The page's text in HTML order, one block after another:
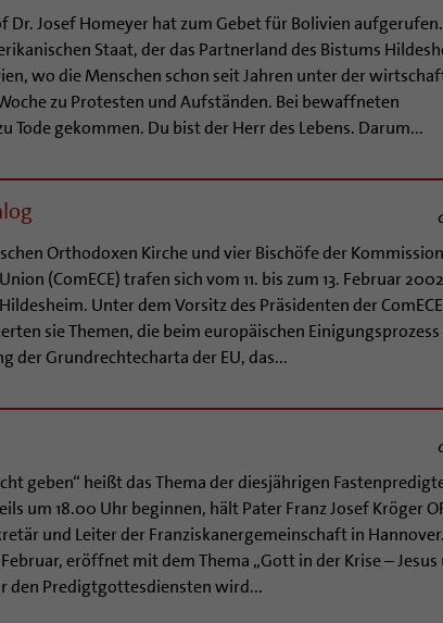
Dr. Josef Homeyer hat zum Gebet für Bolivien
Staat, der das Partnerland des Bistums
wo die Menschen schon seit Jahren unter der
zu Protesten und Aufständen. Bei bewaffneten
Tode gekommen. Du bist der Herr des Lebens. Darum...
Orthodoxen Kirche und vier Bischöfe der
(ComECE) trafen sich vom 11. bis zum 13. Februar
Unter dem Vorsitz des Präsidenten der
sie Themen, die beim europäischen
der Grundrechtecharta der EU, das...
geben“ heißt das Thema der diesjährigen
um 18.00 Uhr beginnen, hält Pater Franz Josef Kröger
und Leiter der Franziskanergemeinschaft in
eröffnet mit dem Thema „Gott in der Krise –
den Predigtgottesdiensten wird...